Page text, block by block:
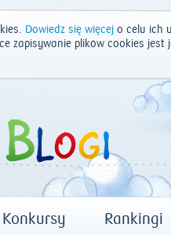
Dowiedz się więcej o celu ich
zapisywanie plików cookies
Konkursy Rankingi